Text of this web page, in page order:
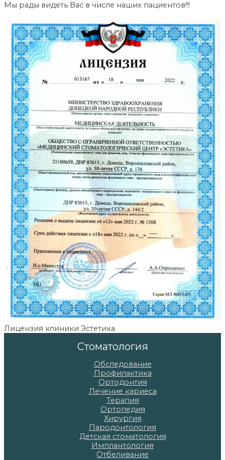
Мы рады видеть Вас в числе наших пациентов!!!
Лицензия клиники Эстетика
Стоматология
Обследование
Профилактика
Ортодонтия
Лечение кариеса
Терапия
Ортопедия
Хирургия
Пародонтология
Детская стоматология
Имплантология
Отбеливание